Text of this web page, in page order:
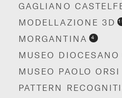
GAGLIANO
MODELLAZIONE 3D
MORGANTINA 4
MUSEO DIOCESANO
MUSEO PAOLO
PATTERN